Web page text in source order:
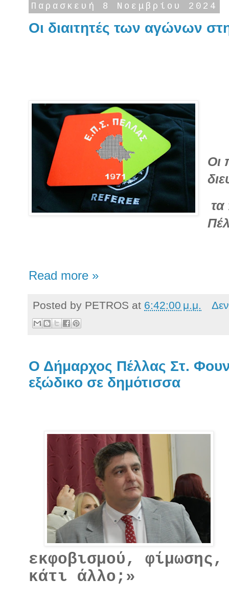
Παρασκευή 8 Νοεμβρίου 2024
Οι διαιτητές των αγώνων
Οι
τα
Read more »
Posted by PETROS at 6:42:00 μ.μ.
Ο Δήμαρχος Πέλλας Στ.
εξώδικο σε δημότισσα
εκφοβισμού,
κάτι άλλο;»